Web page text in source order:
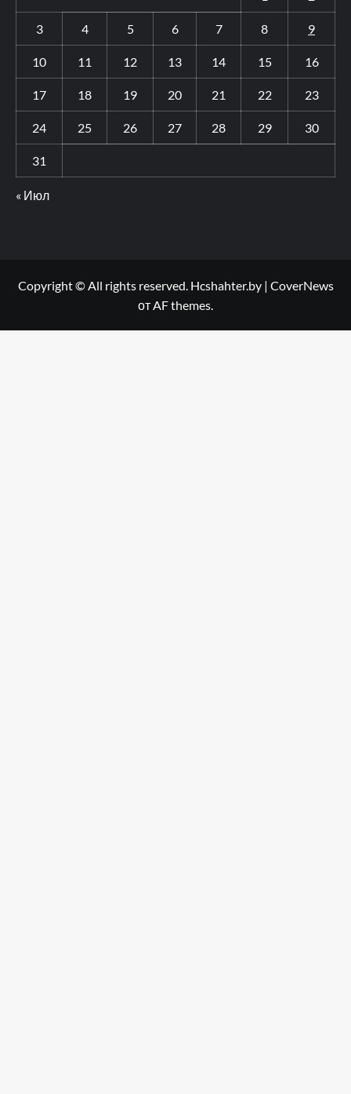
3 4 5 6 7 8 9
10 11 12 13 14 15 16
17 18 19 20 21 22 23
24 25 26 27 28 29 30
31
« Июл
Copyright © All rights reserved. Hcshahter.by | CoverNews
от AF themes.